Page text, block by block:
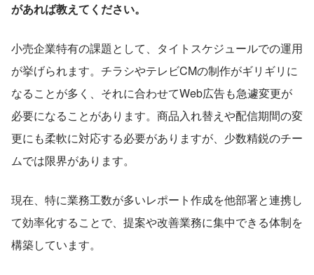
があれば教えてください。
小売企業特有の課題として、タイトスケジュールでの運用
が挙げられます。チラシやテレビCMの制作がギリギリに
なることが多く、それに合わせてWeb広告も急遽変更が
必要になることがあります。商品入れ替えや配信期間の変
更にも柔軟に対応する必要がありますが、少数精鋭のチー
ムでは限界があります。
現在、特に業務工数が多いレポート作成を他部署と連携し
て効率化することで、提案や改善業務に集中できる体制を
構築しています。